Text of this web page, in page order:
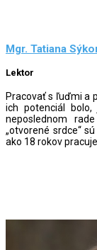
Mgr. Tatiana
Lektor
Pracovať s ľuďmi a
ich potenciál
neposlednom
„otvorené srdce“
ako 18 rokov